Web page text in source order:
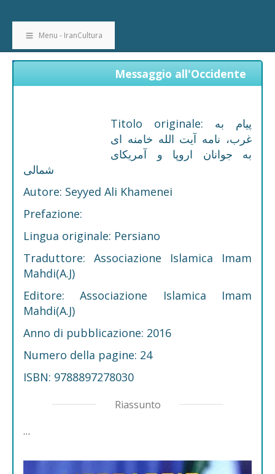
Menu - IranCultura
Messaggio all'Occidente
Titolo originale: پیام به
غرب، نامه آیت الله خامنه ای
به جوانان اروپا و آمریکای
شمالی
Autore: Seyyed Ali Khamenei
Prefazione:
Lingua originale: Persiano
Traduttore: Associazione Islamica Imam
Mahdi(A.J)
Editore: Associazione Islamica Imam
Mahdi(A.J)
Anno di pubblicazione: 2016
Numero della pagine: 24
ISBN: 9788897278030
Riassunto
…